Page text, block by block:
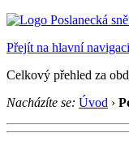
Přejít na hlavní navigaci
Celkový přehled za
Nacházíte se: Úvod ›